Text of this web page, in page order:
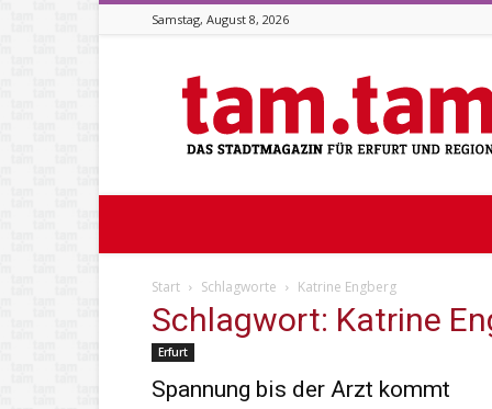
Samstag, August 8, 2026
Stadtmagazin
tam.tam
Start Schlagworte Katrine Engberg
Schlagwort: Katrine
Erfurt
Spannung bis der Arzt kommt